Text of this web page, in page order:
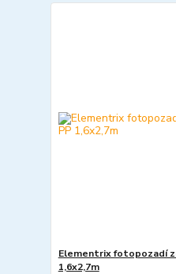
Elementrix fotopozadí
1,6x2,7m